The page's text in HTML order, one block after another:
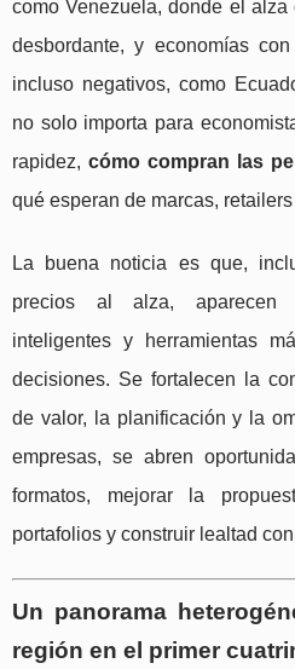
como Venezuela, donde el
desbordante, y economías
incluso negativos, como
no solo importa para
rapidez,cómo compran las
qué esperan de marcas,
La buena noticia es que,
precios al alza, aparecen
inteligentes y herramientas
decisiones. Se fortalecen la
de valor, la planificación y la
empresas, se abren
formatos, mejorar la
portafolios y construir lealtad
Un panorama
región en el primer